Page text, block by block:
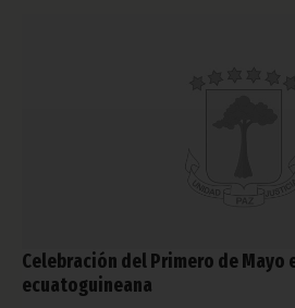
Celebración del Primero de Mayo
ecuatoguineana